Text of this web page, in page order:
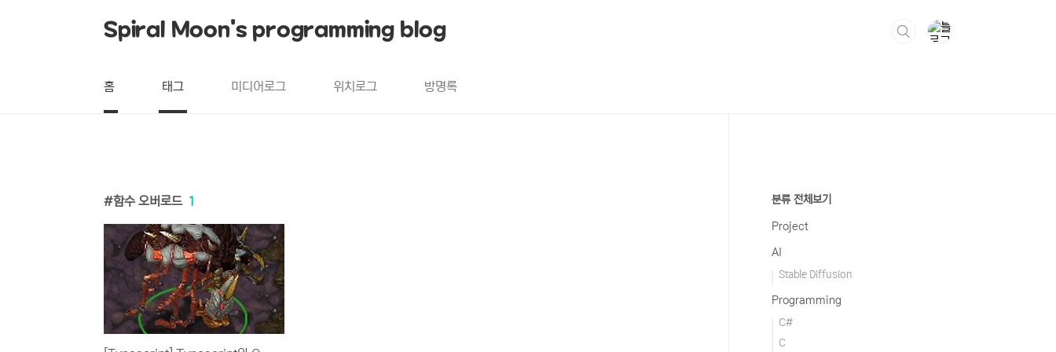
Spiral Moon's programming blog
홈 태그 미디어로그 위치로그 방명록
함수 오버로드 1 분류 전체보기
Project
AI
Stable Diffusion
Programming
C#
C